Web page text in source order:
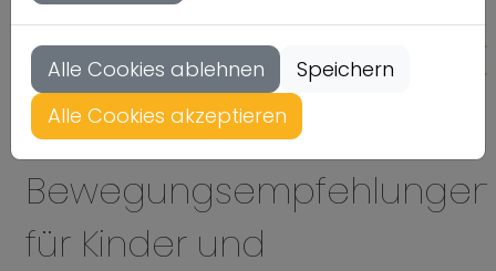
Home Themen Gesundes Aufwachsen
Vorlesen
Bewegungsempfehlungen
für Kinder und
Alle Cookies ablehnen
Speichern
Alle Cookies akzeptieren